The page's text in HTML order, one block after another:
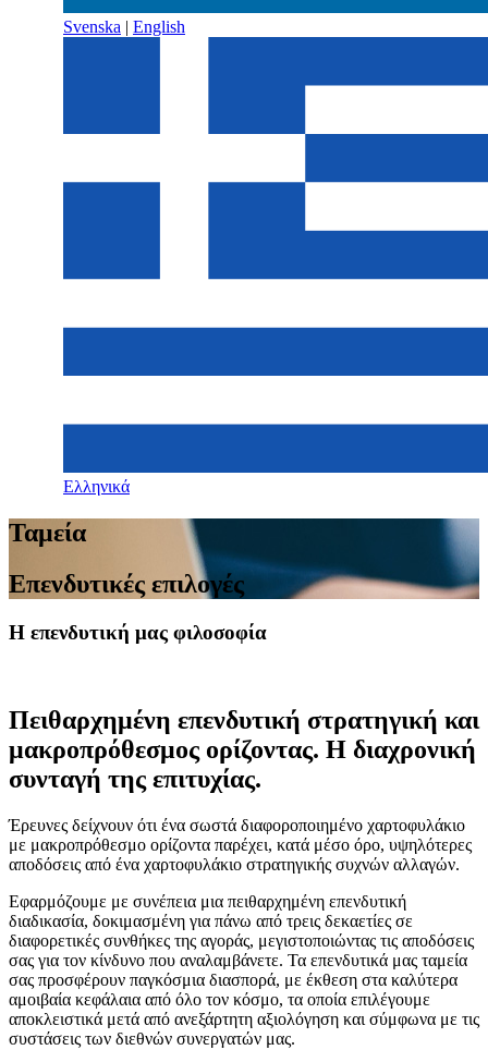
Svenska | English
Ελληνικά
Ταμεία
Επενδυτικές επιλογές
H επενδυτική μας φιλοσοφία
Πειθαρχημένη επενδυτική στρατηγική και
μακροπρόθεσμος ορίζοντας. Η διαχρονική
συνταγή της επιτυχίας.
Έρευνες δείχνουν ότι ένα σωστά διαφοροποιημένο χαρτοφυλάκιο
με μακροπρόθεσμο ορίζοντα παρέχει, κατά μέσο όρο, υψηλότερες
αποδόσεις από ένα χαρτοφυλάκιο στρατηγικής συχνών αλλαγών.
Εφαρμόζουμε με συνέπεια μια πειθαρχημένη επενδυτική
διαδικασία, δοκιμασμένη για πάνω από τρεις δεκαετίες σε
διαφορετικές συνθήκες της αγοράς, μεγιστοποιώντας τις αποδόσεις
σας για τον κίνδυνο που αναλαμβάνετε. Τα επενδυτικά μας ταμεία
σας προσφέρουν παγκόσμια διασπορά, με έκθεση στα καλύτερα
αμοιβαία κεφάλαια από όλο τον κόσμο, τα οποία επιλέγουμε
αποκλειστικά μετά από ανεξάρτητη αξιολόγηση και σύμφωνα με τις
συστάσεις των διεθνών συνεργατών μας.